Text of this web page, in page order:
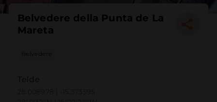
Belvedere della Punta de La
Mareta
Belvedere
Telde